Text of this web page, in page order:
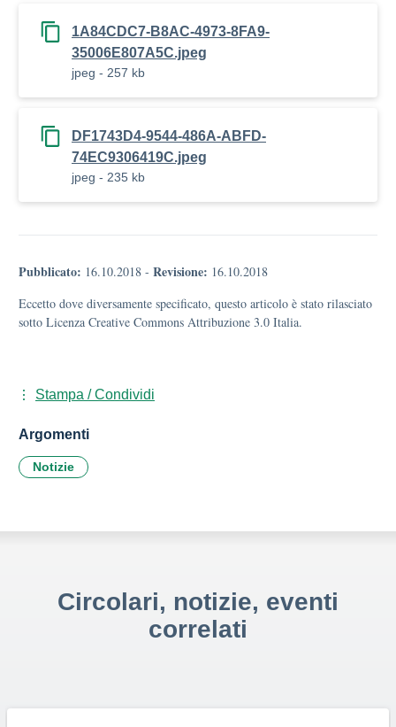
1A84CDC7-B8AC-4973-8FA9-
35006E807A5C.jpeg
jpeg - 257 kb
DF1743D4-9544-486A-ABFD-
74EC9306419C.jpeg
jpeg - 235 kb
Pubblicato: 16.10.2018 - Revisione: 16.10.2018
Eccetto dove diversamente specificato, questo articolo è stato rilasciato
sotto Licenza Creative Commons Attribuzione 3.0 Italia.
Stampa / Condividi
Argomenti
Notizie
Circolari, notizie, eventi
correlati